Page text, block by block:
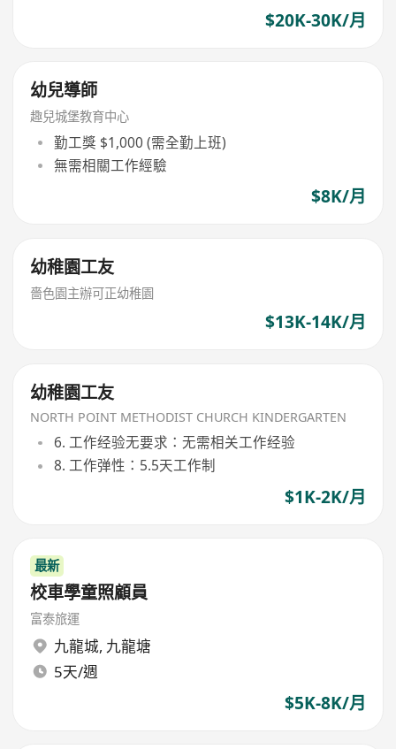
$20K-30K/月
幼兒導師
趣兒城堡教育中心
勤工獎 $1,000 (需全勤上班)
無需相關工作經驗
$8K/月
幼稚園工友
嗇色園主辦可正幼稚園
$13K-14K/月
幼稚園工友
NORTH POINT METHODIST CHURCH KINDERGARTEN
6. 工作经验无要求：无需相关工作经验
8. 工作弹性：5.5天工作制
$1K-2K/月
最新
校車學童照顧員
富泰旅運
九龍城, 九龍塘
5天/週
$5K-8K/月